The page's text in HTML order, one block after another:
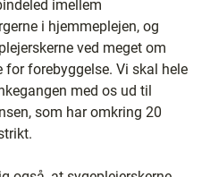
imellem
i hjemmeplejen, og
ved meget om
forebyggelse. Vi skal hele
med os ud til
som har omkring 20